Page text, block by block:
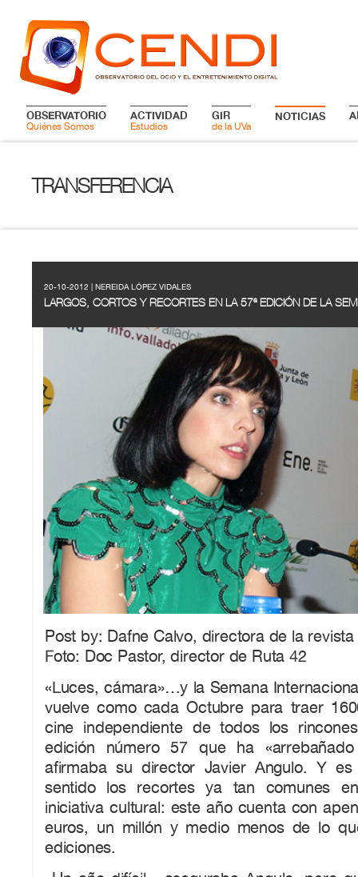
OBSERVATORIO
Quiénes Somos
ACTIVIDAD
Estudios
GIR
de la UVa
NOTICIAS
TRANSFERENCIA
20-10-2012 | NEREIDA LÓPEZ VIDALES
LARGOS, CORTOS Y RECORTES EN LA 57ª EDICIÓN DE LA
Post by: Dafne Calvo, directora de la
Foto: Doc Pastor, director de Ruta 42
«Luces, cámara»…y la Semana
vuelve como cada Octubre para traer
cine independiente de todos los
edición número 57 que ha
afirmaba su director Javier Angulo. Y
sentido los recortes ya tan comunes
iniciativa cultural: este año cuenta con
euros, un millón y medio menos de lo
ediciones.